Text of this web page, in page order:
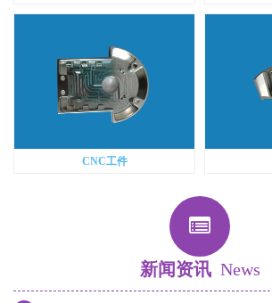
CNC工件
新闻资讯 News